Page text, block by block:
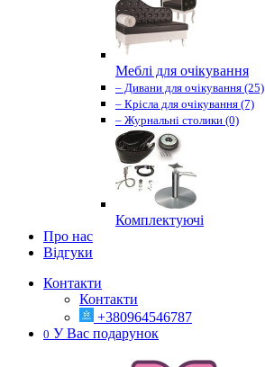
Меблі для очікування
– Дивани для очікування (25)
– Крісла для очікування (7)
– Журнальні столики (0)
Комплектуючі
Про нас
Відгуки
Контакти
Контакти
+380964546787
0 У Вас подарунок